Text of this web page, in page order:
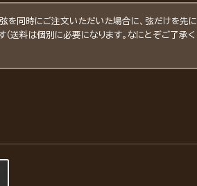
を同時にご注文いただいた場合に、弦だけを先に
送料は個別に必要になります。なにとぞご了承く